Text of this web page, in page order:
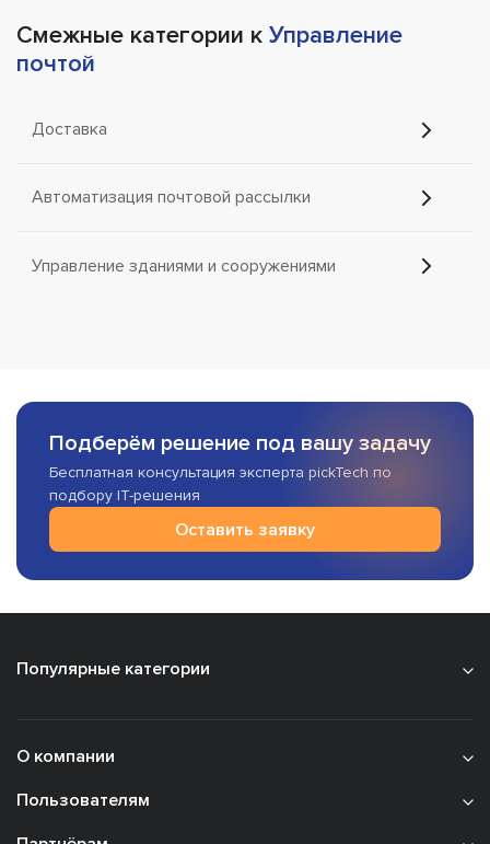
Смежные категории к Управление
почтой
Доставка
Автоматизация почтовой рассылки
Управление зданиями и сооружениями
Подберём решение под вашу задачу
Бесплатная консультация эксперта pickTech по
подбору IT-решения
Оставить заявку
Популярные категории
О компании
Пользователям